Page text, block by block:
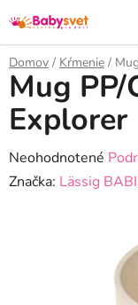
na
obsah
Domov / Kŕmenie /
Mug
Explorer
Priemerné
hodnotenie
Neohodnotené
Značka: Lässig